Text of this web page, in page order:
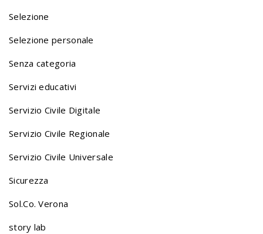
Selezione
Selezione personale
Senza categoria
Servizi educativi
Servizio Civile Digitale
Servizio Civile Regionale
Servizio Civile Universale
Sicurezza
Sol.Co. Verona
story lab